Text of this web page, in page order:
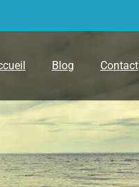
Blog Contact